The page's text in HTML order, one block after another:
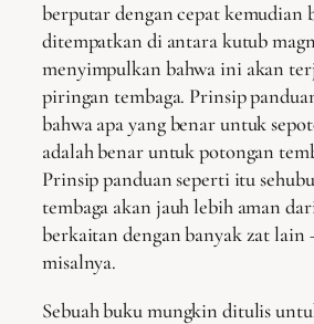
berputar dengan cepat kemudian
ditempatkan di antara kutub
menyimpulkan bahwa ini akan
piringan tembaga. Prinsip
bahwa apa yang benar untuk
adalah benar untuk potongan
Prinsip panduan seperti itu
tembaga akan jauh lebih aman
berkaitan dengan banyak zat lain
misalnya.
Sebuah buku mungkin ditulis